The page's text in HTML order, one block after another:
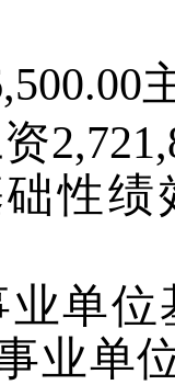
,500.00
性
业单
业单